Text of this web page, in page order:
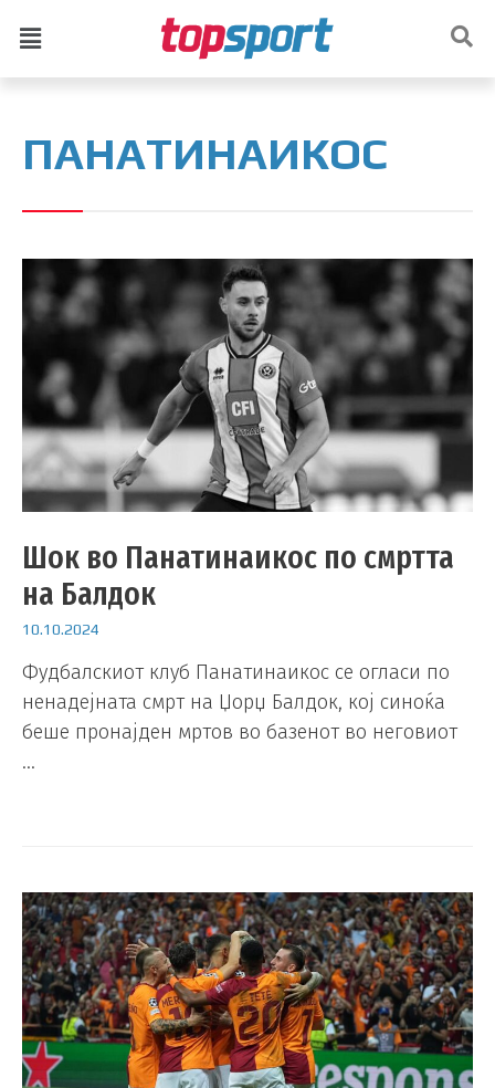
ПАНАТИНАИКОС
Шок во Панатинаикос по смртта
на Балдок
10.10.2024
Фудбалскиот клуб Панатинаикос се огласи по
ненадејната смрт на Џорџ Балдок, кој синоќа
беше пронајден мртов во базенот во неговиот
…